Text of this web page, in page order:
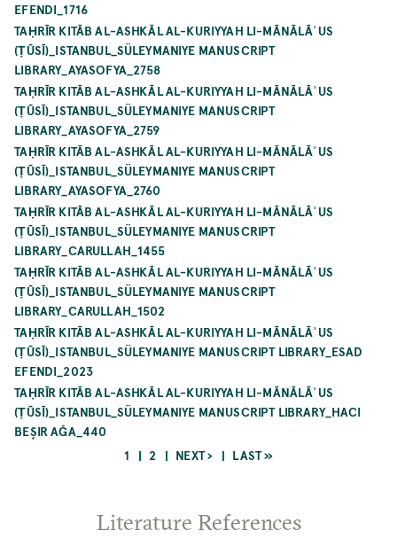
EFENDI_1716
TAḤRĪR KITĀB AL-ASHKĀL AL-KURIYYAH LI-MĀNĀLĀʾUS
(ṬŪSĪ)_ISTANBUL_SÜLEYMANIYE MANUSCRIPT
LIBRARY_AYASOFYA_2758
TAḤRĪR KITĀB AL-ASHKĀL AL-KURIYYAH LI-MĀNĀLĀʾUS
(ṬŪSĪ)_ISTANBUL_SÜLEYMANIYE MANUSCRIPT
LIBRARY_AYASOFYA_2759
TAḤRĪR KITĀB AL-ASHKĀL AL-KURIYYAH LI-MĀNĀLĀʾUS
(ṬŪSĪ)_ISTANBUL_SÜLEYMANIYE MANUSCRIPT
LIBRARY_AYASOFYA_2760
TAḤRĪR KITĀB AL-ASHKĀL AL-KURIYYAH LI-MĀNĀLĀʾUS
(ṬŪSĪ)_ISTANBUL_SÜLEYMANIYE MANUSCRIPT
LIBRARY_CARULLAH_1455
TAḤRĪR KITĀB AL-ASHKĀL AL-KURIYYAH LI-MĀNĀLĀʾUS
(ṬŪSĪ)_ISTANBUL_SÜLEYMANIYE MANUSCRIPT
LIBRARY_CARULLAH_1502
TAḤRĪR KITĀB AL-ASHKĀL AL-KURIYYAH LI-MĀNĀLĀʾUS
(ṬŪSĪ)_ISTANBUL_SÜLEYMANIYE MANUSCRIPT LIBRARY_ESAD
EFENDI_2023
TAḤRĪR KITĀB AL-ASHKĀL AL-KURIYYAH LI-MĀNĀLĀʾUS
(ṬŪSĪ)_ISTANBUL_SÜLEYMANIYE MANUSCRIPT LIBRARY_HACI
BEŞIR AĞA_440
CURRENT
1 PAGE
2
NEXT
NEXT ›
LAST
LAST »
Literature References